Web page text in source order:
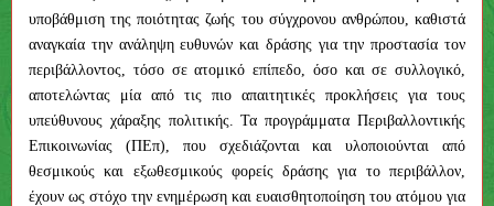
υποβάθμιση της ποιότητας ζωής του σύγχρονου ανθρώπου, καθιστά
αναγκαία την ανάληψη ευθυνών και δράσης για την προστασία τον
περιβάλλοντος, τόσο σε ατομικό επίπεδο, όσο και σε συλλογικό,
αποτελώντας μία από τις πιο απαιτητικές προκλήσεις για τους
υπεύθυνους χάραξης πολιτικής. Τα προγράμματα Περιβαλλοντικής
Επικοινωνίας (ΠΕπ), που σχεδιάζονται και υλοποιούνται από
θεσμικούς και εξωθεσμικούς φορείς δράσης για το περιβάλλον,
έχουν ως στόχο την ενημέρωση και ευαισθητοποίηση του ατόμου για